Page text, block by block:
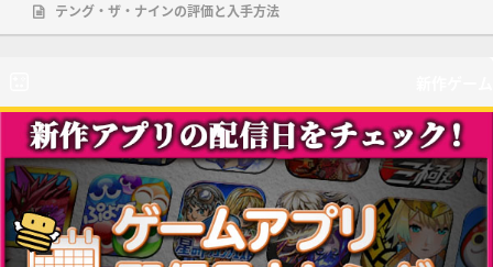
テング・ザ・ナインの評価と入手方法